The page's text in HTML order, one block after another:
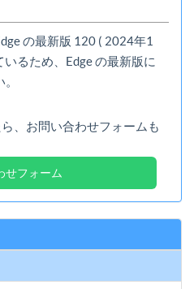
の最新版 120 ( 2024年1
るため、Edge の最新版に
、お問い合わせフォームも
せフォーム